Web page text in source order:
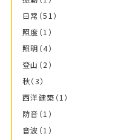
日常 （51）
照度 （1）
照明 （4）
登山 （2）
秋（3）
西洋建築 （1）
防音 （1）
音波 （1）